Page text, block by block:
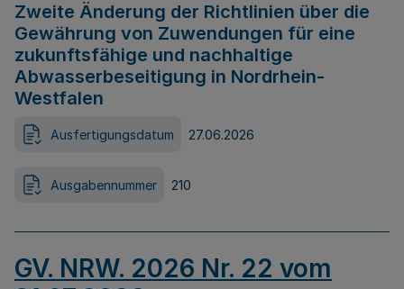
Zweite Änderung der Richtlinien über die
Gewährung von Zuwendungen für eine
zukunftsfähige und nachhaltige
Abwasserbeseitigung in Nordrhein-
Westfalen
Ausfertigungsdatum 27.06.2026
Ausgabennummer 210
GV. NRW. 2026 Nr. 22 vom